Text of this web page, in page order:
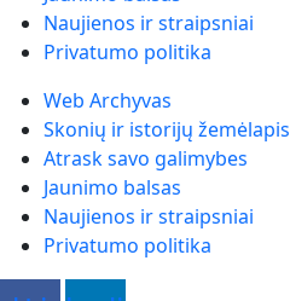
Naujienos ir straipsniai
Privatumo politika
Web Archyvas
Skonių ir istorijų žemėlapis
Atrask savo galimybes
Jaunimo balsas
Naujienos ir straipsniai
Privatumo politika